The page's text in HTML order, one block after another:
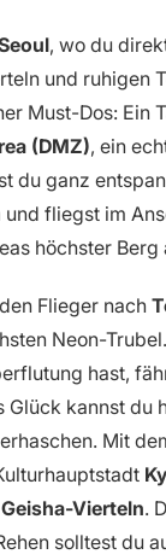
, wo du
und ruhigen
Must-Dos: Ein
(DMZ), ein
du ganz
und fliegst im
höchster
Flieger nach
Neon-
hast,
Glück kannst du
erhaschen. Mit
Geisha-Vierteln.
solltest du